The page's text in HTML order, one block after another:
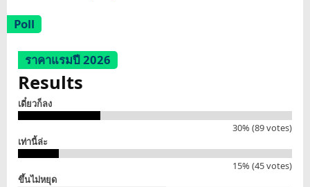
Poll
ราคาแรมปี 2026
Results
เดี๋ยวก็ลง
30% (89 votes)
เท่านี้ล่ะ
15% (45 votes)
ขึ้นไม่หยุด